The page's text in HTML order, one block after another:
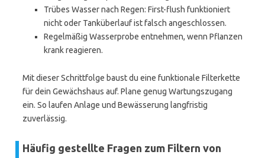
Trübes Wasser nach Regen: First-flush funktioniert
nicht oder Tanküberlauf ist falsch angeschlossen.
Regelmäßig Wasserprobe entnehmen, wenn Pflanzen
krank reagieren.
Mit dieser Schrittfolge baust du eine funktionale Filterkette
für dein Gewächshaus auf. Plane genug Wartungszugang
ein. So laufen Anlage und Bewässerung langfristig
zuverlässig.
Häufig gestellte Fragen zum Filtern von